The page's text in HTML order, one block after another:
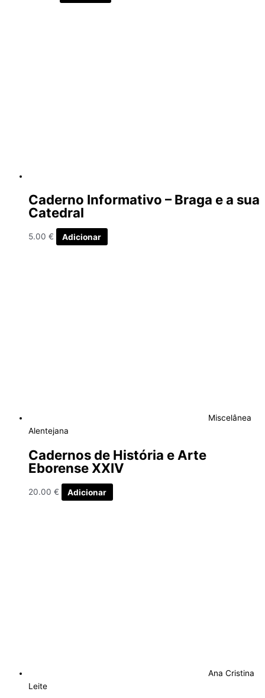
Caderno Informativo – Braga e a sua
Catedral
5.00 € Adicionar
Miscelânea
Alentejana
Cadernos de História e Arte
Eborense XXIV
20.00 € Adicionar
Ana Cristina
Leite